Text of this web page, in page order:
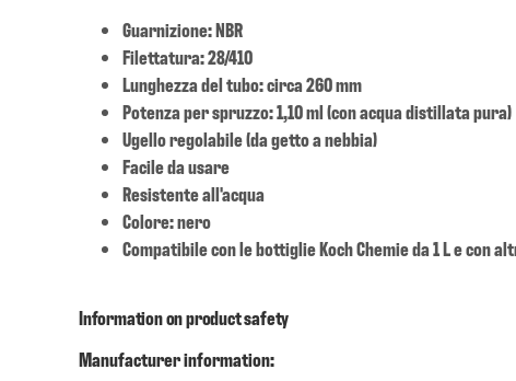
Guarnizione: NBR
Filettatura: 28/410
Lunghezza del tubo: circa 260 mm
Potenza per spruzzo: 1,10 ml (con acqua distillata pura)
Ugello regolabile (da getto a nebbia)
Facile da usare
Resistente all'acqua
Colore: nero
Compatibile con le bottiglie Koch Chemie da 1 L e con
Information on product safety
Manufacturer information: